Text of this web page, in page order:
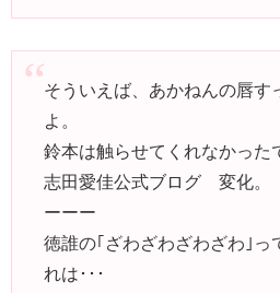
そういえば、あかねんの唇す
よ。
鈴本は触らせてくれなかった
志田愛佳公式ブログ 変化。
ーーー
徳誰の｢ざわざわざわざわ｣っ
れは･･･